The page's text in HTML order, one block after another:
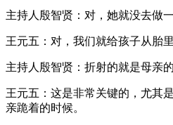
主持人殷智贤：对，她就没去做
王元五：对，我们就给孩子从胎
主持人殷智贤：折射的就是母亲
王元五：这是非常关键的，尤其
亲跪着的时候。